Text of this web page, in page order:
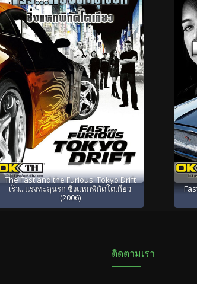
The Fast and the Furious: Tokyo Drift
เร็ว...แรงทะลุนรก ซิ่งแหกพิกัดโตเกียว
(2006)
ติดตามเรา